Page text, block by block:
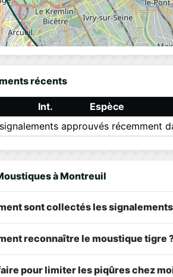
récents
Int. Espèce
approuvés récemment
à Montreuil
sont collectés les
reconnaître le moustique tigre
pour limiter les piqûres chez